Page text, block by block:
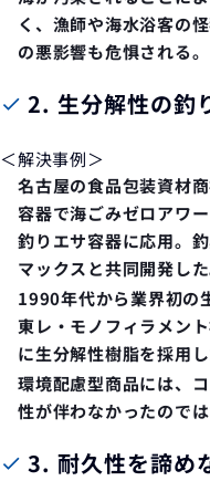
く、漁師や海水浴客の
の悪影響も危惧される。
2. 生分解性の釣
＜解決事例＞
名古屋の食品包装資材
容器で海ごみゼロアワ
釣りエサ容器に応用。
マックスと共同開発した
1990年代から業界初の
東レ・モノフィラメン
に生分解性樹脂を採用
環境配慮型商品には、コ
性が伴わなかったので
3. 耐久性を諦め